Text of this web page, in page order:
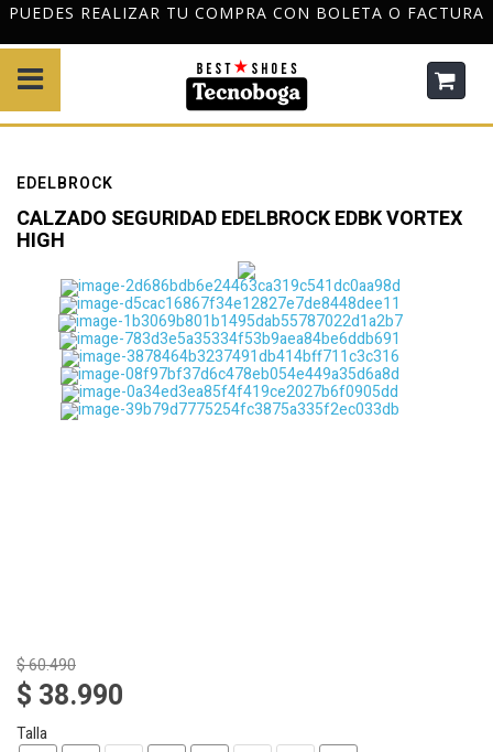
PUEDES REALIZAR TU COMPRA CON BOLETA O FACTURA
EDELBROCK
CALZADO SEGURIDAD EDELBROCK EDBK VORTEX
HIGH
$ 60.490
$ 38.990
Talla